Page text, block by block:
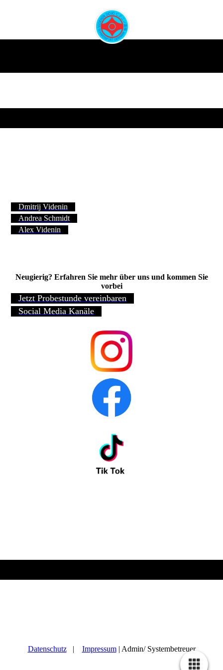
Dmitrij Videnin
Andrea Schmidt
Alex Videnin
Neugierig? Erfahren Sie mehr über uns und kommen Sie
vorbei
Jetzt Probestunde vereinbaren
Social Media Kanäle
Datenschutz| Impressum| Admin/ Systembetreuer